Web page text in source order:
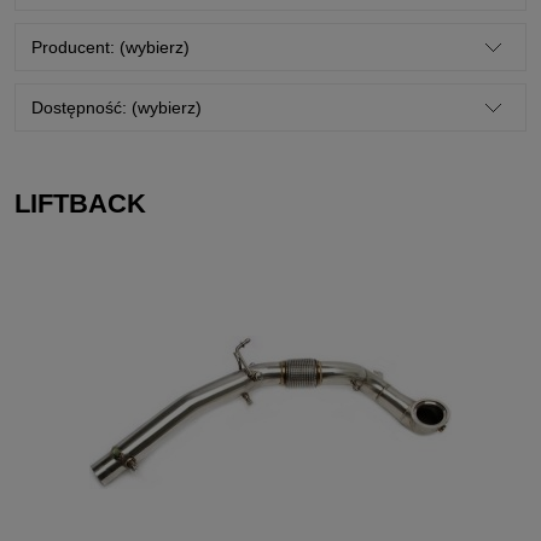
Producent: (wybierz)
Dostępność: (wybierz)
LIFTBACK